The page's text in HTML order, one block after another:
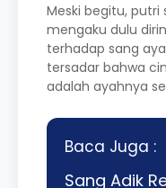
Meski begitu, putri
mengaku dulu
terhadap sang
tersadar bahwa
adalah ayahnya
Baca Juga :
Sang Adik